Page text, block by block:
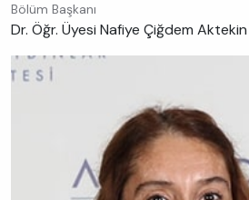
Bölüm Başkanı
Dr. Öğr. Üyesi Nafiye Çiğdem Aktekin